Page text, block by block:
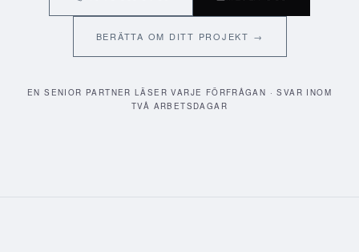
BERÄTTA OM DITT PROJEKT →
EN SENIOR PARTNER LÄSER VARJE FÖRFRÅGAN · SVAR INOM
TVÅ ARBETSDAGAR